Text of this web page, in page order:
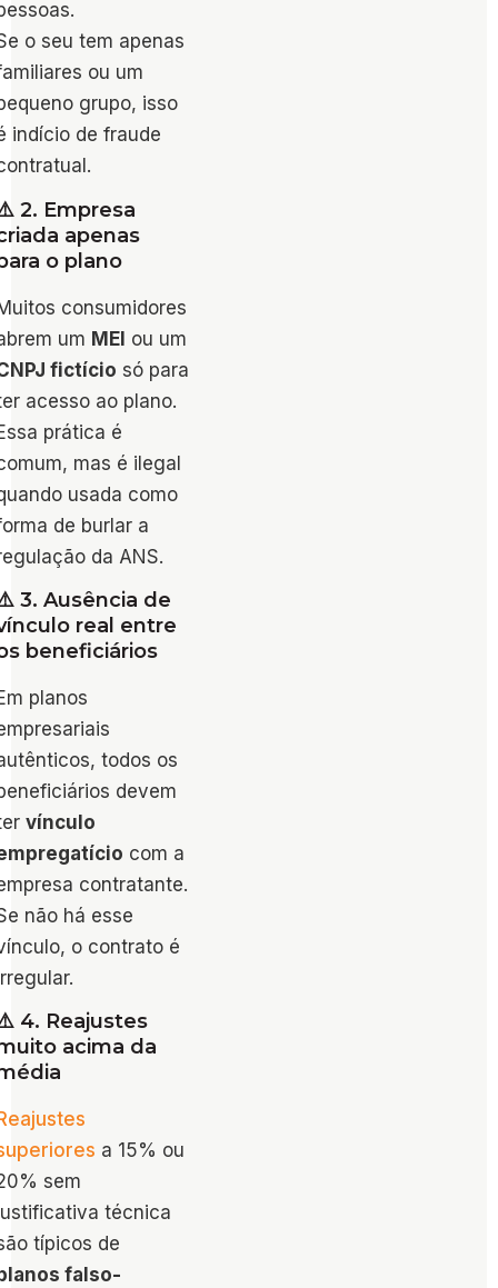
o seu tem apenas
ou um
grupo, isso
indício de fraude
2. Empresa
apenas
o plano
consumidores
um MEI ou um
fictício só para
acesso ao plano.
prática é
mas é ilegal
usada como
de burlar a
da ANS.
3. Ausência de
real entre
beneficiários
planos
todos os
devem
vínculo
com a
contratante.
não há esse
o contrato é
4. Reajustes
acima da
a 15% ou
sem
técnica
típicos de
falso-